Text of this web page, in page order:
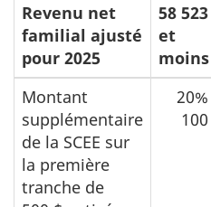
Revenu net
familial ajusté
pour 2025
58
et
moins
Montant
supplémentaire
de la SCEE sur
la première
tranche de